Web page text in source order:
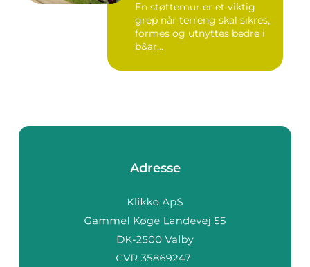
En støttemur er et viktig
grep når terreng skal sikres,
formes og utnyttes bedre i
b&ar...
Adresse